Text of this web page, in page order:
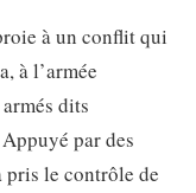
à un conflit qui
à l’armée
dits
par des
pris le contrôle de